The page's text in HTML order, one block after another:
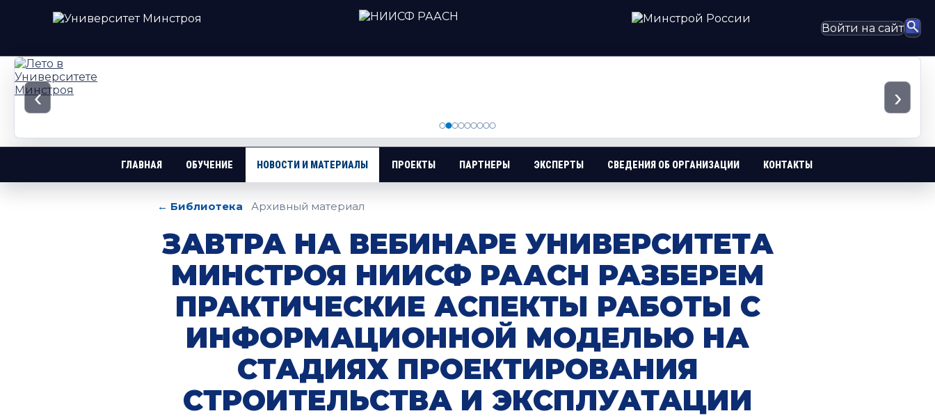
Войти на сайт
‹ ›
ГЛАВНАЯ ОБУЧЕНИЕ НОВОСТИ И МАТЕРИАЛЫ ПРОЕКТЫ ПАРТНЕРЫ ЭКСПЕРТЫ СВЕДЕНИЯ ОБ ОРГАНИЗАЦИИ КОНТАКТЫ
← Библиотека Архивный материал
ЗАВТРА НА ВЕБИНАРЕ УНИВЕРСИТЕТА
МИНСТРОЯ НИИСФ РААСН РАЗБЕРЕМ
ПРАКТИЧЕСКИЕ АСПЕКТЫ РАБОТЫ С
ИНФОРМАЦИОННОЙ МОДЕЛЬЮ НА
СТАДИЯХ ПРОЕКТИРОВАНИЯ
СТРОИТЕЛЬСТВА И ЭКСПЛУАТАЦИИ